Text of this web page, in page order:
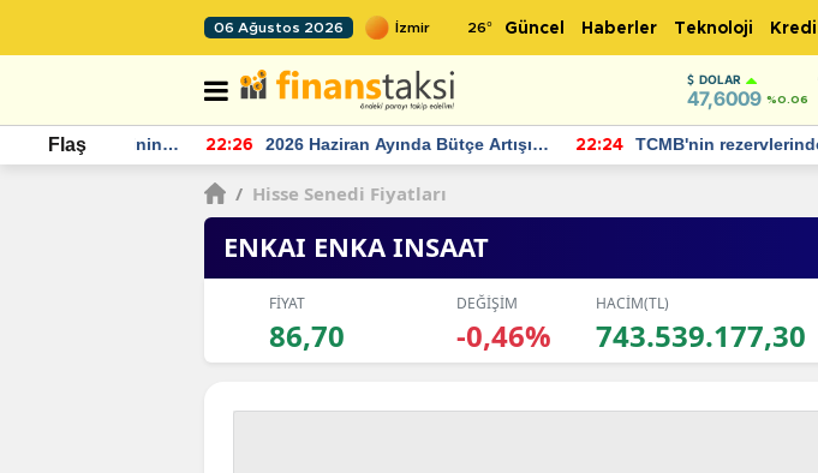
06 Ağustos 2026 26° Güncel Haberler Teknoloji Kredi
DOLAR
47,6009 %0.06
Flaş 22:26
2026 Haziran Ayında Bütçe Artışı
Yaşandı
22:24
TCMB'nin rezervlerinde artan
momentum devam ediyor
/ Hisse Senedi Fiyatları
ENKAI ENKA INSAAT
FİYAT
86,70
DEĞİŞİM
-0,46%
HACİM(TL)
743.539.177,30